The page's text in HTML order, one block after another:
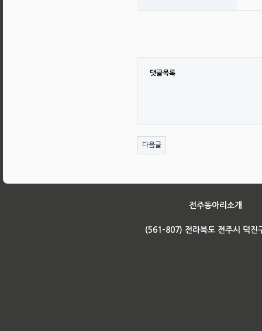
댓글목록
다음글
전주동아리소개
(561-807) 전라북도 전주시 덕진